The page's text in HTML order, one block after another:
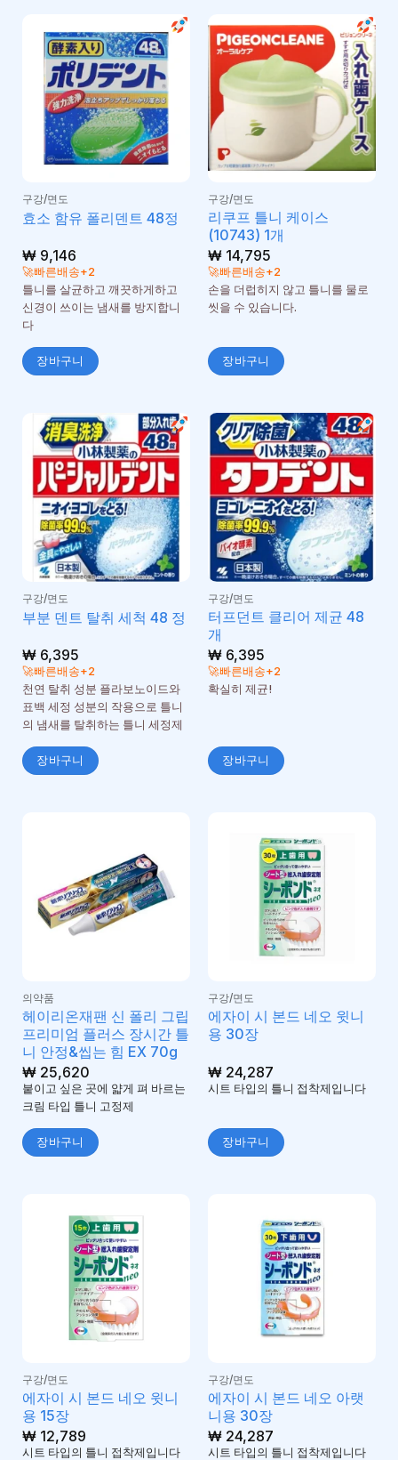
구강/면도
효소 함유 폴리덴트 48정
₩9,146
🚀빠른배송+2
틀니를 살균하고 깨끗하게하고
신경이 쓰이는 냄새를 방지합니
다
장바구니
구강/면도
리쿠프 틀니 케이스
(10743) 1개
₩14,795
🚀빠른배송+2
손을 더럽히지 않고 틀니를 물로
씻을 수 있습니다.
장바구니
구강/면도
부분 덴트 탈취 세척 48 정
₩6,395
🚀빠른배송+2
천연 탈취 성분 플라보노이드와
표백 세정 성분의 작용으로 틀니
의 냄새를 탈취하는 틀니 세정제
장바구니
구강/면도
터프던트 클리어 제균 48
개
₩6,395
🚀빠른배송+2
확실히 제균!
장바구니
의약품
헤이리온재팬 신 폴리 그립
프리미엄 플러스 장시간 틀
니 안정&씹는 힘 EX 70g
₩25,620
붙이고 싶은 곳에 얇게 펴 바르는
크림 타입 틀니 고정제
장바구니
구강/면도
에자이 시 본드 네오 윗니
용 30장
₩24,287
시트 타입의 틀니 접착제입니다
장바구니
구강/면도
에자이 시 본드 네오 윗니
용 15장
₩12,789
시트 타입의 틀니 접착제입니다
구강/면도
에자이 시 본드 네오 아랫
니용 30장
₩24,287
시트 타입의 틀니 접착제입니다